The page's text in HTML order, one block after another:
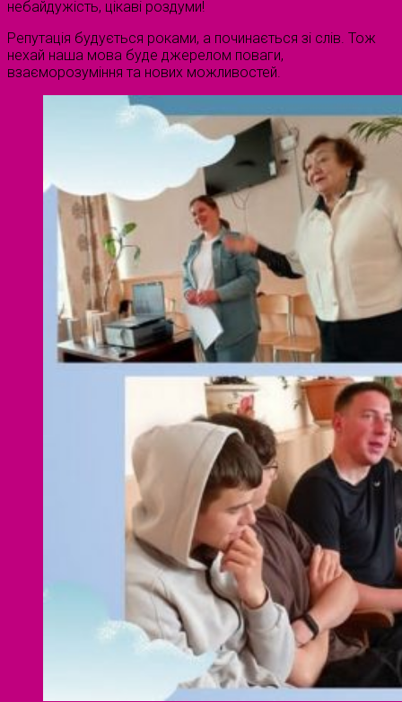
небайдужість, цікаві роздуми!
Репутація будується роками, а починається зі слів. Тож
нехай наша мова буде джерелом поваги,
взаєморозуміння та нових можливостей.